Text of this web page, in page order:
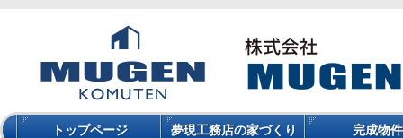
トップページ 夢現工務店の家づくり 完成物件